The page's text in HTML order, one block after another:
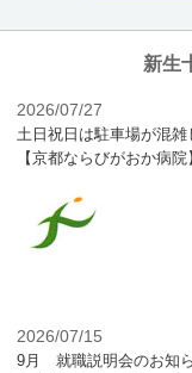
新生
2026/07/27
土日祝日は駐車場が混雑
【京都ならびがおか病院
2026/07/15
9月 就職説明会のお知